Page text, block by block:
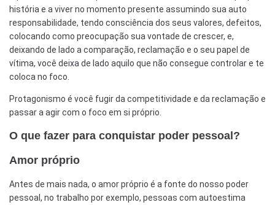
história e a viver no momento presente assumindo sua auto
responsabilidade, tendo consciência dos seus valores, defeitos,
colocando como preocupação sua vontade de crescer, e,
deixando de lado a comparação, reclamação e o seu papel de
vítima, você deixa de lado aquilo que não consegue controlar e te
coloca no foco.
Protagonismo é você fugir da competitividade e da reclamação e
passar a agir com o foco em si próprio.
O que fazer para conquistar poder pessoal?
Amor próprio
Antes de mais nada, o amor próprio é a fonte do nosso poder
pessoal, no trabalho por exemplo, pessoas com autoestima